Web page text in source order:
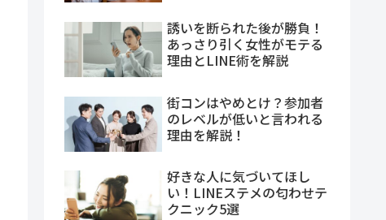
誘いを断られた後が勝負！
あっさり引く女性がモテる
理由とLINE術を解説
街コンはやめとけ？参加者
のレベルが低いと言われる
理由を解説！
好きな人に気づいてほし
い！LINEステメの匂わせテ
クニック5選